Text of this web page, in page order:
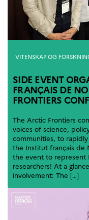
Kategorier
VITENSKAP OG
SIDE EVENT
FRANÇAIS DE
FRONTIERS
The Arctic Frontiers
voices of science,
communities, to
the Institut français de
the event to represent
researchers! At a
involvement: The […]